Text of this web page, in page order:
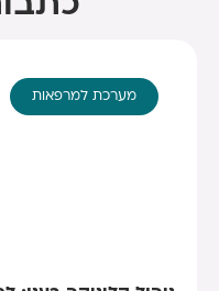
מערכת למרפאות